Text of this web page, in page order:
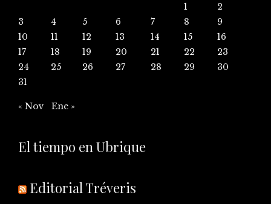
1
2
3
4 5 6 7 8
9
10
11 12 13 14 15
16
17
18 19 20 21 22
23
24
25 26 27 28 29
30
31
« Nov Ene »
El tiempo en Ubrique
Editorial Tréveris